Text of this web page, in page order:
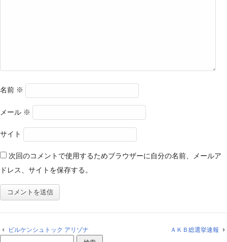
名前 ※
メール ※
サイト
次回のコメントで使用するためブラウザーに自分の名前、メールア
ドレス、サイトを保存する。
ビルケンシュトック アリゾナ ＡＫＢ総選挙速報